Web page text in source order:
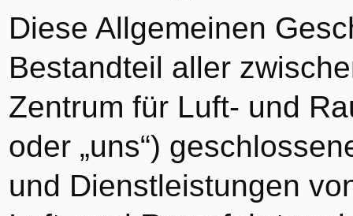
Diese Allgemeinen
Bestandteil aller
Zentrum für Luft- und
oder „uns“)
und Dienstleistungen